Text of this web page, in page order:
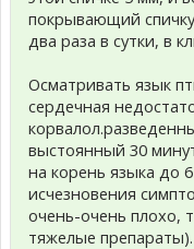
покрывающий
два раза в сутки, в
Осматривать язык
сердечная
выстоянный 30
на корень языка до
исчезновения
очень-очень плохо,
тяжелые препараты).